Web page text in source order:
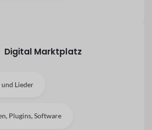
Digital Marktplatz
Lieder
Plugins, Software